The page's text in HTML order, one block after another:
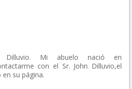
Dilluvio. Mi abuelo nació en
con el Sr. John Dilluvio,el
su página.